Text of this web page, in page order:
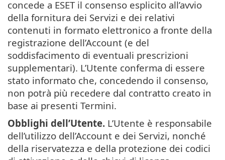
concede a ESET il consenso esplicito all’avvio
della fornitura dei Servizi e dei relativi
contenuti in formato elettronico a fronte della
registrazione dell’Account (e del
soddisfacimento di eventuali prescrizioni
supplementari). L’Utente conferma di essere
stato informato che, concedendo il consenso,
non potrà più recedere dal contratto creato in
base ai presenti Termini.
Obblighi dell’Utente. L’Utente è responsabile
dell’utilizzo dell’Account e dei Servizi, nonché
della riservatezza e della protezione dei codici